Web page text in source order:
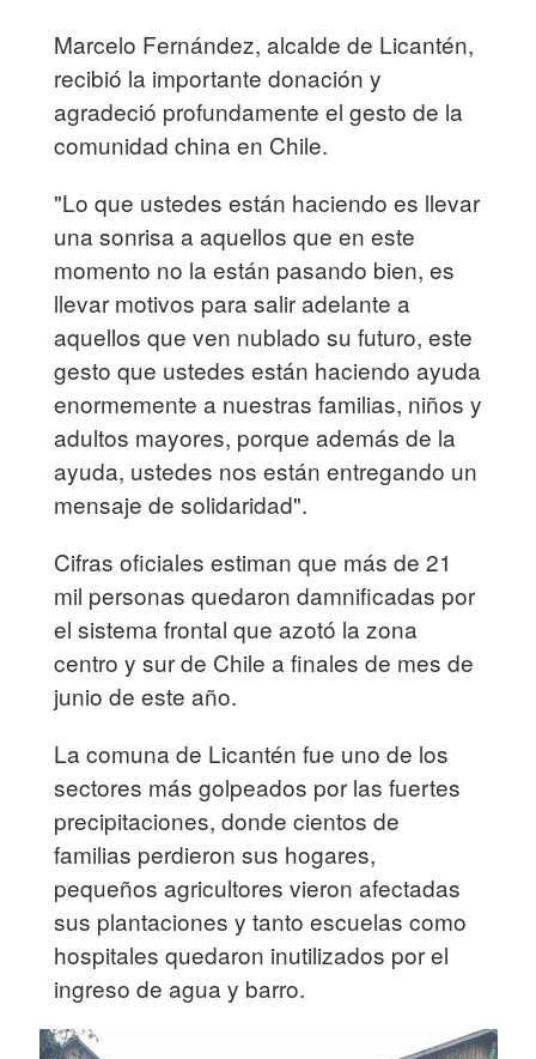
Marcelo Fernández, alcalde de Licantén,
recibió la importante donación y
agradeció profundamente el gesto de la
comunidad china en Chile.
"Lo que ustedes están haciendo es llevar
una sonrisa a aquellos que en este
momento no la están pasando bien, es
llevar motivos para salir adelante a
aquellos que ven nublado su futuro, este
gesto que ustedes están haciendo ayuda
enormemente a nuestras familias, niños y
adultos mayores, porque además de la
ayuda, ustedes nos están entregando un
mensaje de solidaridad".
Cifras oficiales estiman que más de 21
mil personas quedaron damnificadas por
el sistema frontal que azotó la zona
centro y sur de Chile a finales de mes de
junio de este año.
La comuna de Licantén fue uno de los
sectores más golpeados por las fuertes
precipitaciones, donde cientos de
familias perdieron sus hogares,
pequeños agricultores vieron afectadas
sus plantaciones y tanto escuelas como
hospitales quedaron inutilizados por el
ingreso de agua y barro.